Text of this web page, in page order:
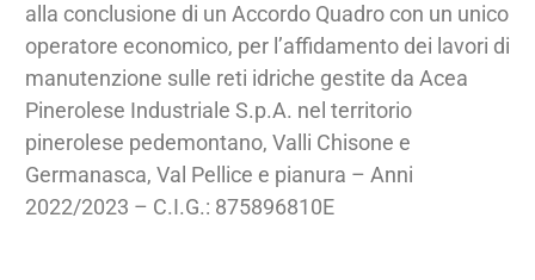
alla conclusione di un Accordo Quadro con un unico
operatore economico, per l’affidamento dei lavori di
manutenzione sulle reti idriche gestite da Acea
Pinerolese Industriale S.p.A. nel territorio
pinerolese pedemontano, Valli Chisone e
Germanasca, Val Pellice e pianura – Anni
2022/2023 – C.I.G.: 875896810E